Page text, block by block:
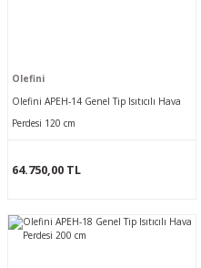
Olefini
Olefini APEH-14 Genel Tip Isıtıcılı Hava
Perdesi 120 cm
64.750,00 TL